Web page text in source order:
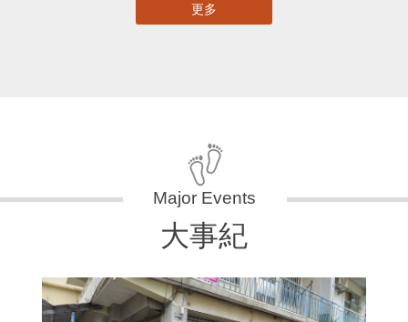
更多
大事紀